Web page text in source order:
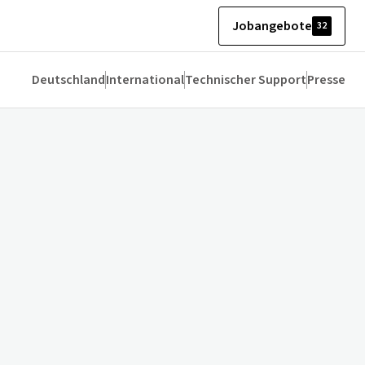
Jobangebote 32
DeutschlandInternationalTechnischer SupportPresse